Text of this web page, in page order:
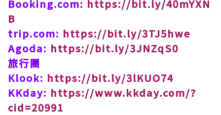
Booking.com: https://bit.ly/40mYXN
B
trip.com: https://bit.ly/3TJ5hwe
Agoda: https://bit.ly/3JNZqS0
旅行團
Klook: https://bit.ly/3lKUO74
KKday: https://www.kkday.com/?
cid=20991